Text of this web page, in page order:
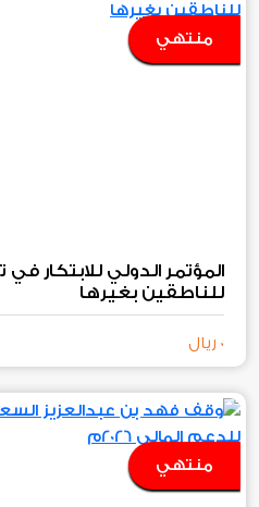
منتهي
المؤتمر الدولي للابتكار
للناطقين بغيرها
0 ريال
منتهي